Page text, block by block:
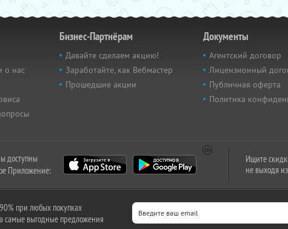
о нас
Бизнес-Партнёрам
Давайте сделаем акцию!
Заработайте, как Вебмастер
Прошедшие акции
Документы
Агентский договор
Лицензионный
Публичная оферта
Политика
доступны
Приложение:
Ищите
не выходя
при любых покупках
самые выгодные предложения